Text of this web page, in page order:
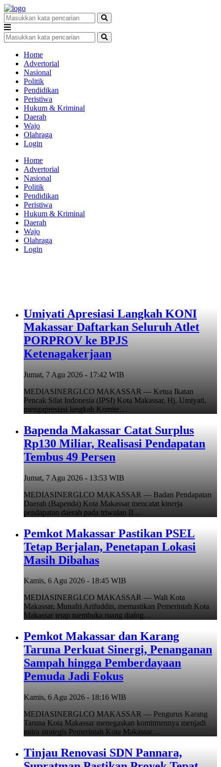
Home
Advertorial
Nasional
Politik
Pendidikan
Peristiwa
Hukum & Kriminal
Daerah
Wajo
Olahraga
Login
Home
Advertorial
Nasional
Politik
Pendidikan
Peristiwa
Hukum & Kriminal
Daerah
Wajo
Olahraga
Login
Umiyati Apresiasi Langkah KONI
Makassar Daftarkan Seluruh Atlet
PORPROV ke BPJS
Ketenagakerjaan
Jumat, 7 Agu 2026 - 17:42 WIB
MEDIASINERGI.CO MAKASSAR — Ketua Ikatan
Pencak Silat Indonesia (IPSI) Kota Makassar, Hj. Umiyati,
mengapresiasi langkah Komite…
Bapenda Makassar Catat Surplus
Rp130 Miliar, Realisasi Pendapatan
Tembus 49 Persen
Jumat, 7 Agu 2026 - 13:53 WIB
MEDIASINERGI.CO MAKASSAR — Badan Pendapatan
Daerah (Bapenda) Kota Makassar mencatat kinerja
pendapatan daerah pada triwulan II…
Pemkot Makassar Pastikan PSEL
Tetap Berjalan, Penetapan Lokasi
Masih Dibahas
Kamis, 6 Agu 2026 - 18:45 WIB
MEDIASINERGI.CO MAKASSAR — Wali Kota
Makassar, Munafri Arifuddin, memastikan Pemerintah Kota
Makassar tetap membuka ruang dialog…
Pemkot Makassar dan Karang
Taruna Perkuat Sinergi, Penanganan
Sampah hingga Pemberdayaan
Pemuda Jadi Fokus
Kamis, 6 Agu 2026 - 18:16 WIB
MEDIASINERGI.CO MAKASSAR — Pengurus Karang
Taruna Kota Makassar menegaskan komitmennya menjadi
mitra strategis Pemerintah Kota Makassar…
Tinjau Renovasi SDN Pannara,